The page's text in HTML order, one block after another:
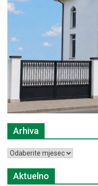
Arhiva
Arhiva
Aktuelno